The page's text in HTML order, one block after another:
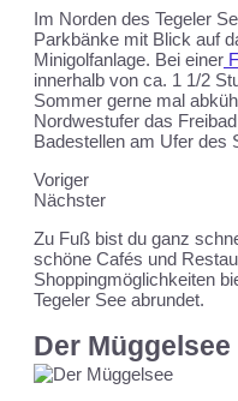
Im Norden des Tegeler
Parkbänke mit Blick auf
Minigolfanlage. Bei einer
innerhalb von ca. 1 1/2
Sommer gerne mal
Nordwestufer das
Badestellen am Ufer des
Voriger
Nächster
Zu Fuß bist du ganz
schöne Cafés und
Shoppingmöglichkeiten
Tegeler See abrundet.
Der Müggelsee